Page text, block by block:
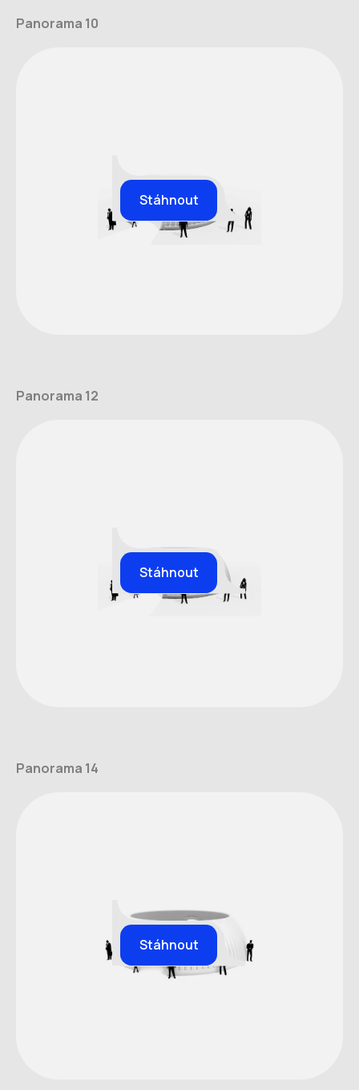
Panorama 10
Stáhnout
Panorama 12
Stáhnout
Panorama 14
Stáhnout